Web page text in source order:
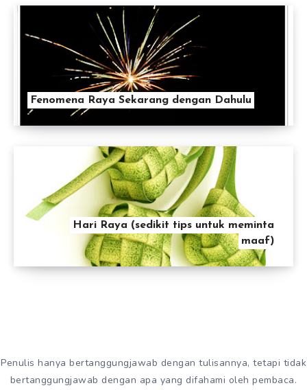
Fenomena Raya Sekarang dengan Dahulu
Hari Raya (sedikit tips untuk meminta
maaf)
Penulis hanya bertanggungjawab dengan tulisannya, tetapi tidak
bertanggungjawab dengan apa yang difahami oleh pembaca.